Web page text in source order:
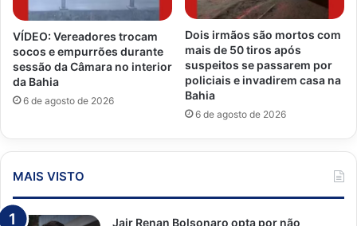
VÍDEO: Vereadores trocam
socos e empurrões durante
sessão da Câmara no interior
da Bahia
6 de agosto de 2026
Dois irmãos são mortos com
mais de 50 tiros após
suspeitos se passarem por
policiais e invadirem casa na
Bahia
6 de agosto de 2026
MAIS VISTO
Jair Renan Bolsonaro opta por não